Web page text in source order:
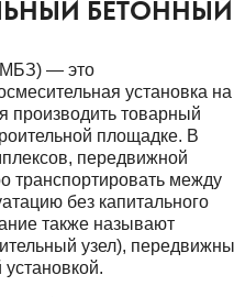
БЕТОННЫЙ
— это
установка на
производить товарный
площадке. В
передвижной
транспортировать между
без капитального
также называют
узел),